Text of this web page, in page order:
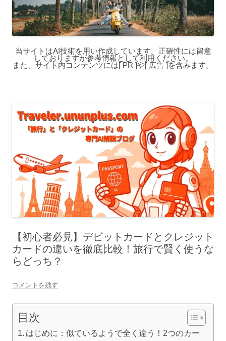
当サイトはAI技術を用い作成しています。正確性には留意
しておりますが参考情報として利用ください。
また、サイト内コンテンツには[ PR ]や[ 広告 ]を含みます。
【初心者必見】デビットカードとクレジット
カードの違いを徹底比較！旅行で賢く使うな
らどっち？
コメントを残す
目次
はじめに：似ているようで全く違う！2つのカー